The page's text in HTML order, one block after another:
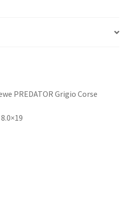
PREDATOR Grigio Corse